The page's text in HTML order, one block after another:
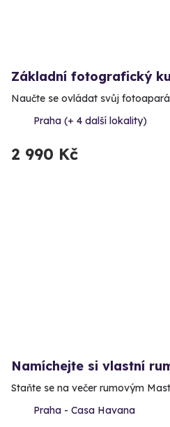
Základní fotografický
Naučte se ovládat svůj
Praha (+ 4 další lokality)
2 990 Kč
Namíchejte si vlastní
Staňte se na večer rumovým
Praha - Casa Havana